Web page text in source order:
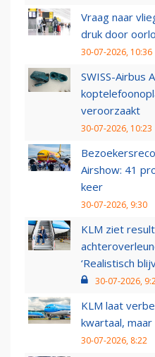
Vraag naar
druk door
30-07-2026, 10:36
SWISS-Airbus
veroorzaakt
30-07-2026, 10:23
Airshow: 41
keer
30-07-2026, 9:30
KLM ziet
‘Realistisch
30-07-2026,
KLM laat
kwartaal,
30-07-2026, 8:22